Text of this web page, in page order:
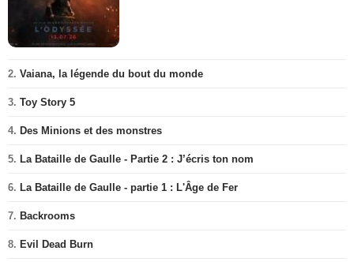
2. Vaiana, la légende du bout du monde
3. Toy Story 5
4. Des Minions et des monstres
5. La Bataille de Gaulle - Partie 2 : J’écris ton nom
6. La Bataille de Gaulle - partie 1 : L'Âge de Fer
7. Backrooms
8. Evil Dead Burn